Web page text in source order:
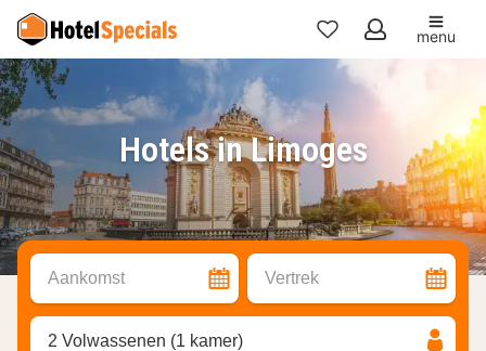
Mijn
favorieten
menu
Hotels in Limoges
Aankomst Vertrek
2 Volwassenen (1 kamer)